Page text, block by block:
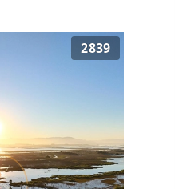
2839